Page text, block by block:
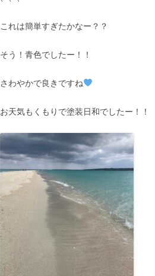
これは簡単すぎたかなー？？
そう！青色でしたー！！
さわやかで良きですね
お天気もくもりで塗装日和でしたー！！